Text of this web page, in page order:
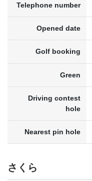
Telephone number
Opened date
Golf booking
Green
Driving contest
hole
Nearest pin hole
さくら